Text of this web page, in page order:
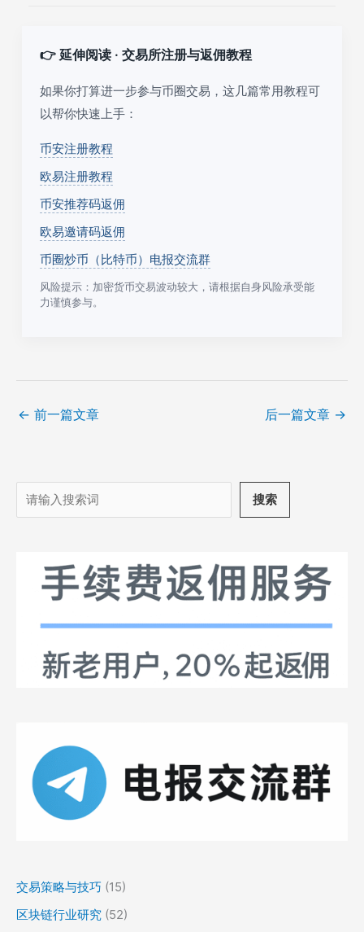
👉 延伸阅读 · 交易所注册与返佣教程
如果你打算进一步参与币圈交易，这几篇常用教程可
以帮你快速上手：
币安注册教程
欧易注册教程
币安推荐码返佣
欧易邀请码返佣
币圈炒币（比特币）电报交流群
风险提示：加密货币交易波动较大，请根据自身风险承受能
力谨慎参与。
← 前一篇文章 后一篇文章 →
搜
索
搜索
交易策略与技巧 (15)
区块链行业研究 (52)